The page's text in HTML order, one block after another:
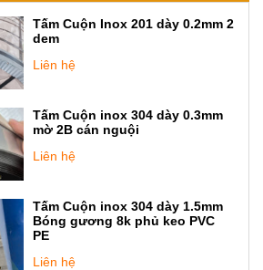
Tấm Cuộn Inox 201 dày 0.2mm 2
dem
Liên hệ
Tấm Cuộn inox 304 dày 0.3mm
mờ 2B cán nguội
Liên hệ
Tấm Cuộn inox 304 dày 1.5mm
Bóng gương 8k phủ keo PVC
PE
Liên hệ